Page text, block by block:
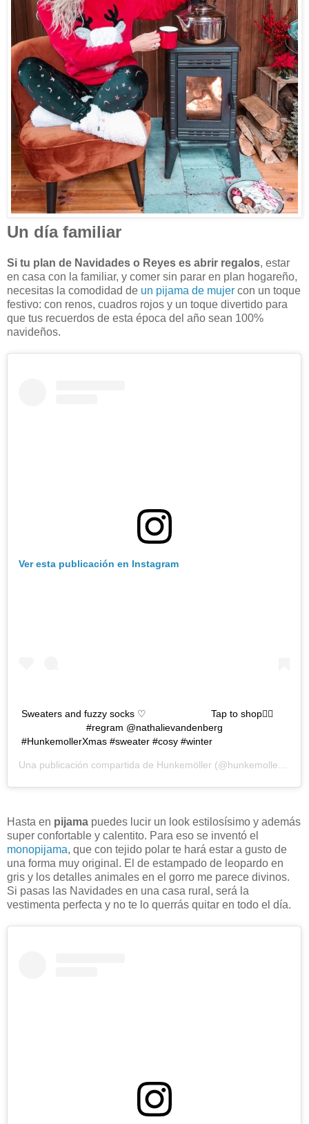
Un día familiar
Si tu plan de Navidades o Reyes es abrir regalos, estar
en casa con la familiar, y comer sin parar en plan hogareño,
necesitas la comodidad de un pijama de mujer con un toque
festivo: con renos, cuadros rojos y un toque divertido para
que tus recuerdos de esta época del año sean 100%
navideños.
Ver esta publicación en Instagram
Sweaters and fuzzy socks ♡ ⠀⠀⠀⠀⠀⠀⠀⠀⠀ Tap to shop👆🏼
⠀⠀⠀⠀⠀⠀⠀⠀⠀ #regram @nathalievandenberg
#HunkemollerXmas #sweater #cosy #winter
Una publicación compartida de Hunkemöller (@hunkemoller) el
Hasta en pijama puedes lucir un look estilosísimo y además
super confortable y calentito. Para eso se inventó el
monopijama, que con tejido polar te hará estar a gusto de
una forma muy original. El de estampado de leopardo en
gris y los detalles animales en el gorro me parece divinos.
Si pasas las Navidades en una casa rural, será la
vestimenta perfecta y no te lo querrás quitar en todo el día.